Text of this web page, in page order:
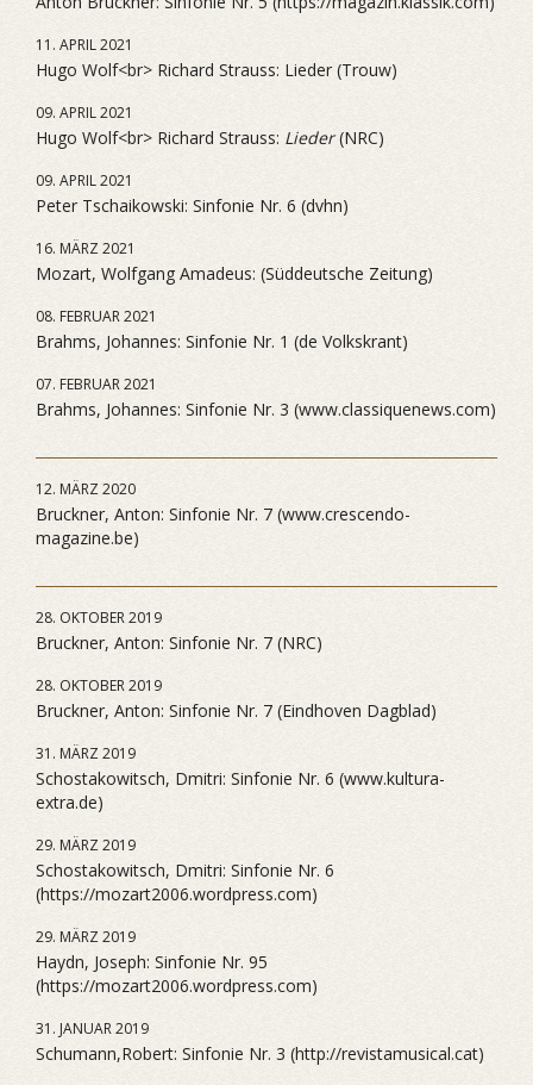
11. APRIL 2021
Hugo Wolf<br> Richard Strauss: Lieder (Trouw)
09. APRIL 2021
Hugo Wolf<br> Richard Strauss: Lieder(NRC)
09. APRIL 2021
Peter Tschaikowski: Sinfonie Nr. 6 (dvhn)
16. MÄRZ 2021
Mozart, Wolfgang Amadeus: (Süddeutsche Zeitung)
08. FEBRUAR 2021
Brahms, Johannes: Sinfonie Nr. 1 (de Volkskrant)
07. FEBRUAR 2021
Brahms, Johannes: Sinfonie Nr. 3 (www.classiquenews.com)
12. MÄRZ 2020
Bruckner, Anton: Sinfonie Nr. 7 (www.crescendo-
magazine.be)
28. OKTOBER 2019
Bruckner, Anton: Sinfonie Nr. 7 (NRC)
28. OKTOBER 2019
Bruckner, Anton: Sinfonie Nr. 7 (Eindhoven Dagblad)
31. MÄRZ 2019
Schostakowitsch, Dmitri: Sinfonie Nr. 6 (www.kultura-
extra.de)
29. MÄRZ 2019
Schostakowitsch, Dmitri: Sinfonie Nr. 6
(https://mozart2006.wordpress.com)
29. MÄRZ 2019
Haydn, Joseph: Sinfonie Nr. 95
(https://mozart2006.wordpress.com)
31. JANUAR 2019
Schumann,Robert: Sinfonie Nr. 3 (http://revistamusical.cat)